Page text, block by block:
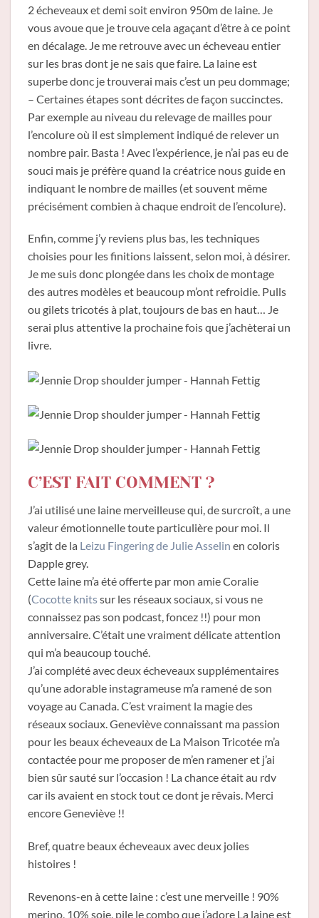
2 écheveaux et demi soit environ 950m de laine. Je
vous avoue que je trouve cela agaçant d’être à ce point
en décalage. Je me retrouve avec un écheveau entier
sur les bras dont je ne sais que faire. La laine est
superbe donc je trouverai mais c’est un peu dommage;
– Certaines étapes sont décrites de façon succinctes.
Par exemple au niveau du relevage de mailles pour
l’encolure où il est simplement indiqué de relever un
nombre pair. Basta ! Avec l’expérience, je n’ai pas eu de
souci mais je préfère quand la créatrice nous guide en
indiquant le nombre de mailles (et souvent même
précisément combien à chaque endroit de l’encolure).
Enfin, comme j’y reviens plus bas, les techniques
choisies pour les finitions laissent, selon moi, à désirer.
Je me suis donc plongée dans les choix de montage
des autres modèles et beaucoup m’ont refroidie. Pulls
ou gilets tricotés à plat, toujours de bas en haut… Je
serai plus attentive la prochaine fois que j’achèterai un
livre.
C’EST FAIT COMMENT ?
J’ai utilisé une laine merveilleuse qui, de surcroît, a une
valeur émotionnelle toute particulière pour moi. Il
s’agit de la Leizu Fingering de Julie Asselin en coloris
Dapple grey.
Cette laine m’a été offerte par mon amie Coralie
(Cocotte knitssur les réseaux sociaux, si vous ne
connaissez pas son podcast, foncez !!) pour mon
anniversaire. C’était une vraiment délicate attention
qui m’a beaucoup touché.
J’ai complété avec deux écheveaux supplémentaires
qu’une adorable instagrameuse m’a ramené de son
voyage au Canada. C’est vraiment la magie des
réseaux sociaux. Geneviève connaissant ma passion
pour les beaux écheveaux de La Maison Tricotée m’a
contactée pour me proposer de m’en ramener et j’ai
bien sûr sauté sur l’occasion ! La chance était au rdv
car ils avaient en stock tout ce dont je rêvais. Merci
encore Geneviève !!
Bref, quatre beaux écheveaux avec deux jolies
histoires !
Revenons-en à cette laine : c’est une merveille ! 90%
merino, 10% soie, pile le combo que j’adore La laine est